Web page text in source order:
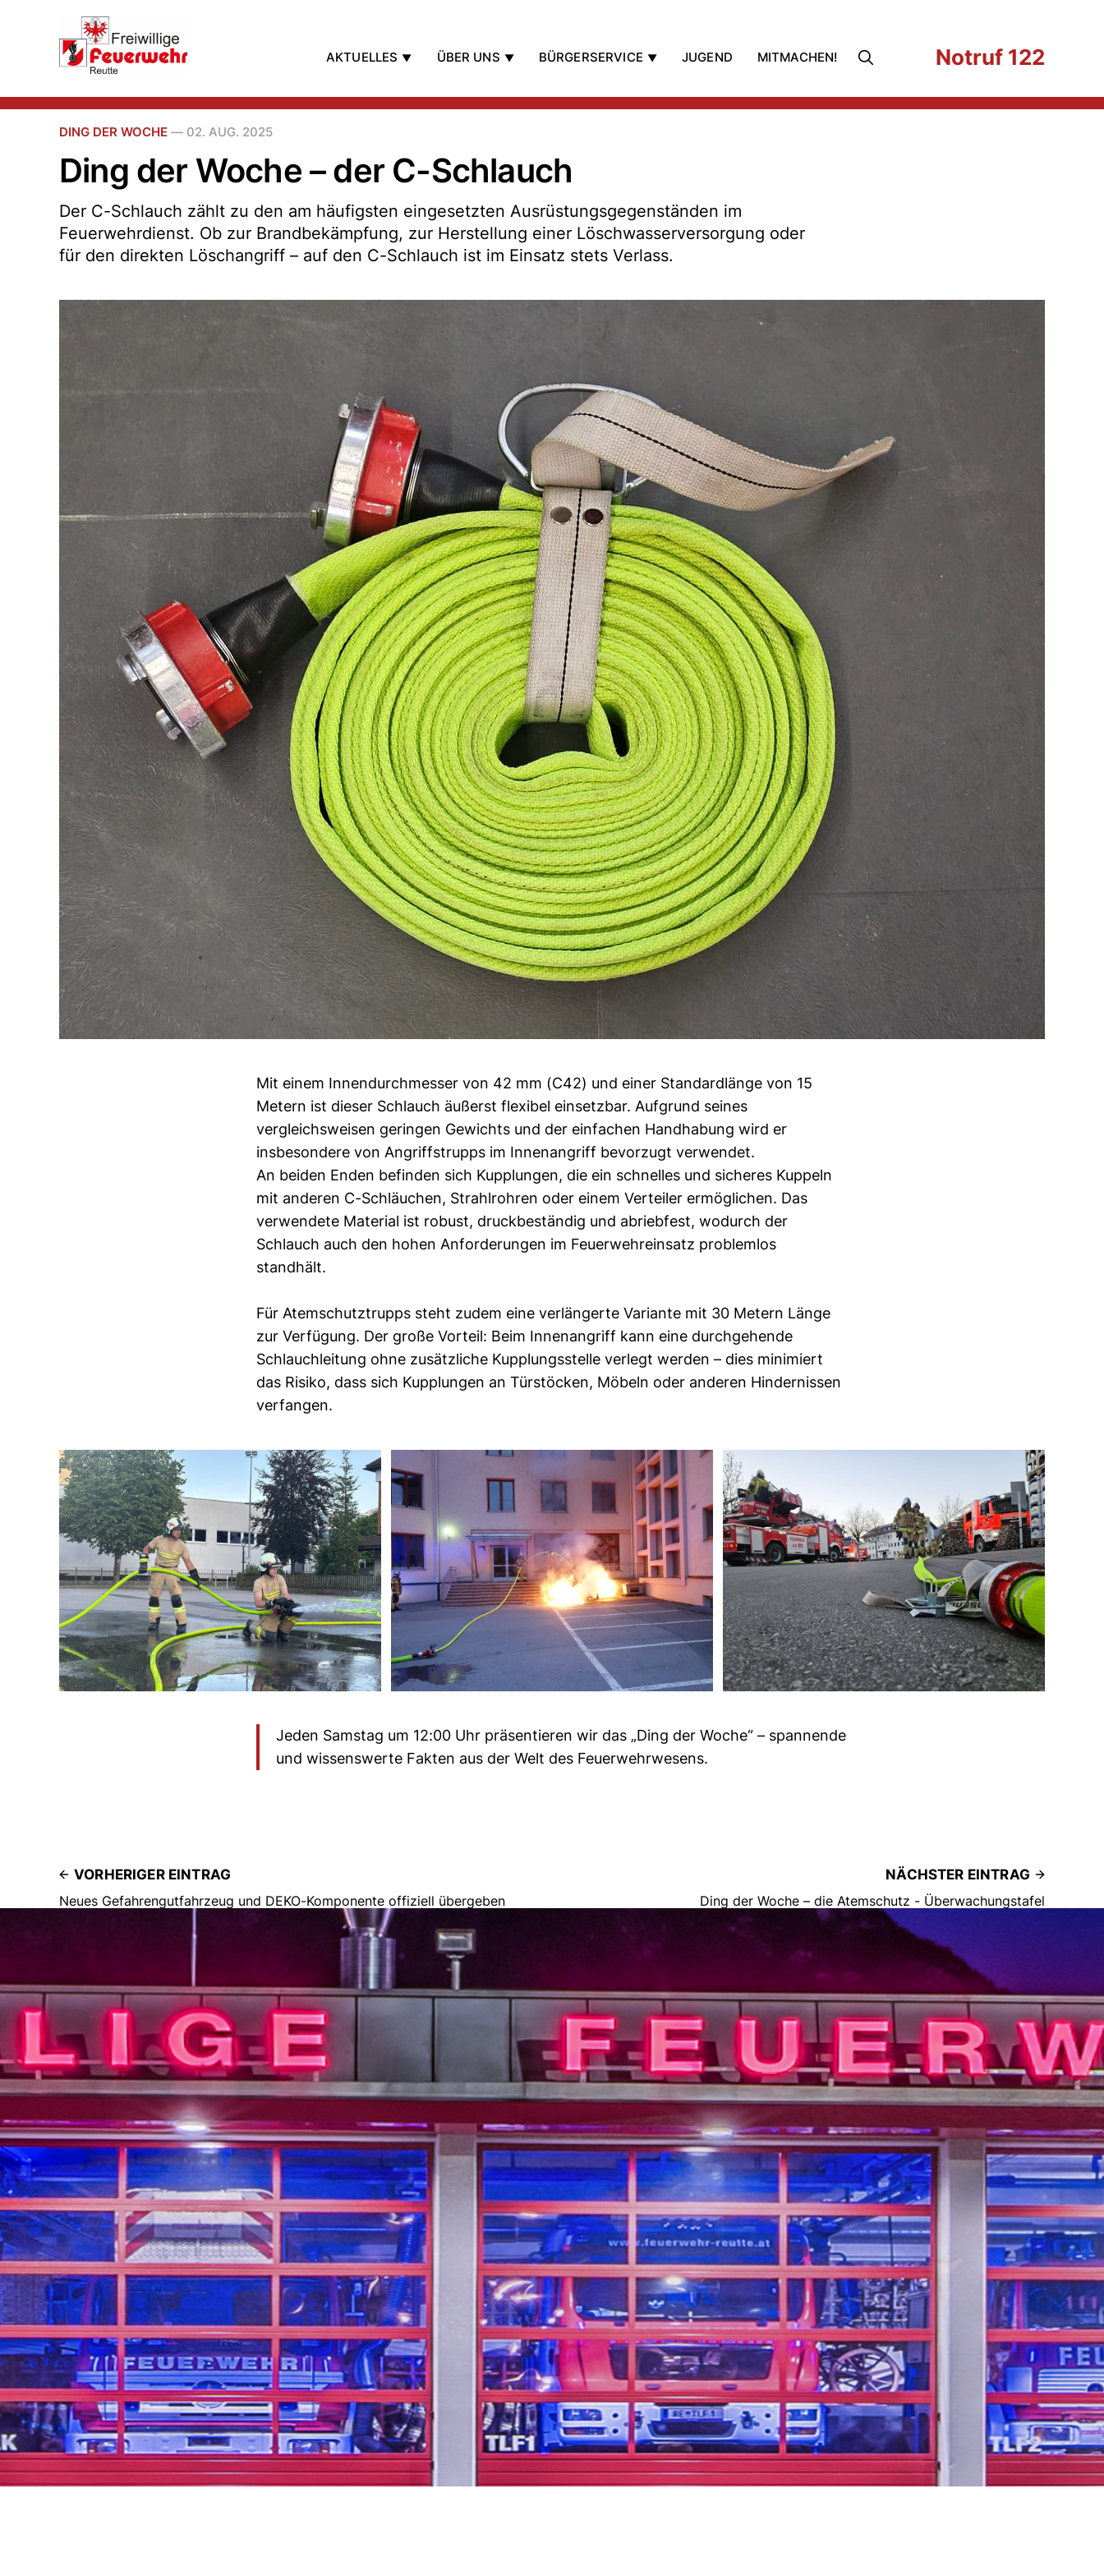
AKTUELLES ÜBER UNS BÜRGERSERVICE JUGEND MITMACHEN! Notruf 122
DING DER WOCHE — 02. AUG. 2025
Ding der Woche – der C-Schlauch
Der C-Schlauch zählt zu den am häufigsten eingesetzten Ausrüstungsgegenständen im
Feuerwehrdienst. Ob zur Brandbekämpfung, zur Herstellung einer Löschwasserversorgung oder
für den direkten Löschangriff – auf den C-Schlauch ist im Einsatz stets Verlass.
Mit einem Innendurchmesser von 42 mm (C42) und einer Standardlänge von 15
Metern ist dieser Schlauch äußerst flexibel einsetzbar. Aufgrund seines
vergleichsweisen geringen Gewichts und der einfachen Handhabung wird er
insbesondere von Angriffstrupps im Innenangriff bevorzugt verwendet.
An beiden Enden befinden sich Kupplungen, die ein schnelles und sicheres Kuppeln
mit anderen C-Schläuchen, Strahlrohren oder einem Verteiler ermöglichen. Das
verwendete Material ist robust, druckbeständig und abriebfest, wodurch der
Schlauch auch den hohen Anforderungen im Feuerwehreinsatz problemlos
standhält.
Für Atemschutztrupps steht zudem eine verlängerte Variante mit 30 Metern Länge
zur Verfügung. Der große Vorteil: Beim Innenangriff kann eine durchgehende
Schlauchleitung ohne zusätzliche Kupplungsstelle verlegt werden – dies minimiert
das Risiko, dass sich Kupplungen an Türstöcken, Möbeln oder anderen Hindernissen
verfangen.
Jeden Samstag um 12:00 Uhr präsentieren wir das „Ding der Woche“ – spannende
und wissenswerte Fakten aus der Welt des Feuerwehrwesens.
VORHERIGER EINTRAG
Neues Gefahrengutfahrzeug und DEKO-Komponente offiziell übergeben
NÄCHSTER EINTRAG
Ding der Woche – die Atemschutz - Überwachungstafel